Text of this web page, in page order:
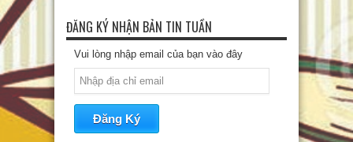
ĐĂNG KÝ NHẬN BẢN TIN TUẦN
Vui lòng nhập email của bạn vào đây